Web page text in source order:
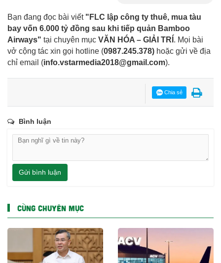
Bạn đang đọc bài viết "FLC lập công ty thuê, mua tàu
bay vốn 6.000 tỷ đồng sau khi tiếp quản Bamboo
Airways" tại chuyên mục VĂN HÓA – GIẢI TRÍ . Mọi bài
vở cộng tác xin gọi hotline (0987.245.378) hoặc gửi về địa
chỉ email (info.vstarmedia2018@gmail.com).
Chia sẻ
Bình luận
Gửi bình luận
CÙNG CHUYÊN MỤC